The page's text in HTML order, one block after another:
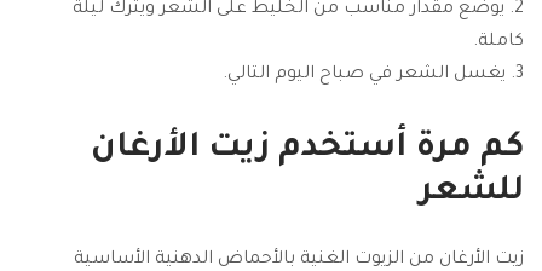
يوضع مقدار مناسب من الخليط على الشعر ويترك ليلة
كاملة.
يغسل الشعر في صباح اليوم التالي.
كم مرة أستخدم زيت الأرغان
للشعر
زيت الأرغان من الزيوت الغنية بالأحماض الدهنية الأساسية